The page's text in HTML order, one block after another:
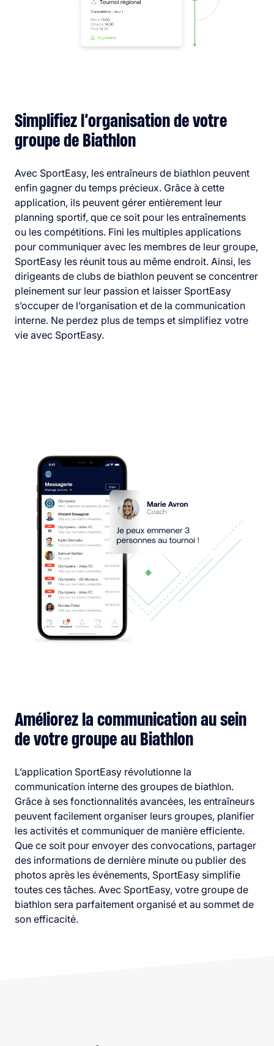
Simplifiez l’organisation de votre
groupe de Biathlon
Avec SportEasy, les entraîneurs de biathlon peuvent
enfin gagner du temps précieux. Grâce à cette
application, ils peuvent gérer entièrement leur
planning sportif, que ce soit pour les entraînements
ou les compétitions. Fini les multiples applications
pour communiquer avec les membres de leur groupe,
SportEasy les réunit tous au même endroit. Ainsi, les
dirigeants de clubs de biathlon peuvent se concentrer
pleinement sur leur passion et laisser SportEasy
s’occuper de l’organisation et de la communication
interne. Ne perdez plus de temps et simplifiez votre
vie avec SportEasy.
Améliorez la communication au sein
de votre groupe au Biathlon
L’application SportEasy révolutionne la
communication interne des groupes de biathlon.
Grâce à ses fonctionnalités avancées, les entraîneurs
peuvent facilement organiser leurs groupes, planifier
les activités et communiquer de manière efficiente.
Que ce soit pour envoyer des convocations, partager
des informations de dernière minute ou publier des
photos après les événements, SportEasy simplifie
toutes ces tâches. Avec SportEasy, votre groupe de
biathlon sera parfaitement organisé et au sommet de
son efficacité.